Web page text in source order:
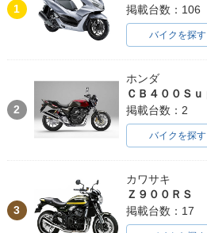
1
掲載台数：106
バイクを探す
2
ホンダ
掲載台数：2
バイクを探す
3
カワサキ
Ｚ９００ＲＳ
掲載台数：17